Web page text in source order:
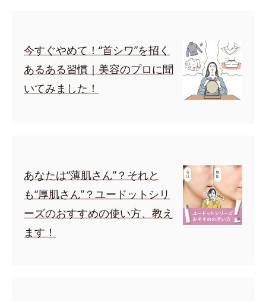
今すぐやめて！“首シワ”を招く
あるある習慣｜美容のプロに聞
いてみました！
あなたは“薄肌さん”？それと
も“厚肌さん”？ユードットシリ
ーズのおすすめの使い方、教え
ます！